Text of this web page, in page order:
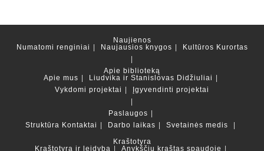
Naujienos
Numatomi renginiai
Naujausios knygos Kultūros Kurortas
Apie biblioteką
Apie mus
Liudvika ir Stanislovas Didžiuliai
Vykdomi projektai
Įgyvendinti projektai
Paslaugos
Struktūra Kontaktai Darbo laikas
Svetainės medis
Kraštotyra
Kraštotyra ir leidyba
Anykščių kraštas spaudoje